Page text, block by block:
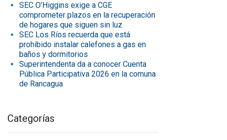
SEC O’Higgins exige a CGE
comprometer plazos en la recuperación
de hogares que siguen sin luz
SEC Los Ríos recuerda que está
prohibido instalar calefones a gas en
baños y dormitorios
Superintendenta da a conocer Cuenta
Pública Participativa 2026 en la comuna
de Rancagua
Categorías